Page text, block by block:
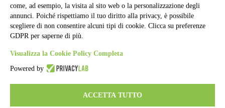
Pagina visualizzata
2518 volte
Sezione Copyright
Copyright 2026 | Engineered and powered by Gruppo Spaggiari
Parma S.p.A. | Divisione Publishing & New Social Media
come, ad esempio, la visita al sito web o la personalizzazione degli
annunci. Poiché rispettiamo il tuo diritto alla privacy, è possibile
scegliere di non consentire alcuni tipi di cookie. Clicca su preferenze
GDPR per saperne di più.
Visualizza la Cookie Policy Completa
Powered by
ACCETTA TUTTO